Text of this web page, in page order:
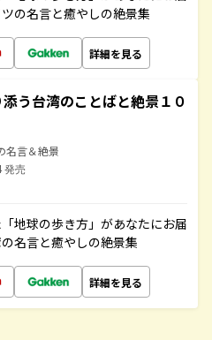
の名言と癒やしの絶景集
詳細を見る
う台湾のことばと絶景１０
名言＆絶景
発売
地球の歩き方」があなたにお届
名言と癒やしの絶景集
詳細を見る